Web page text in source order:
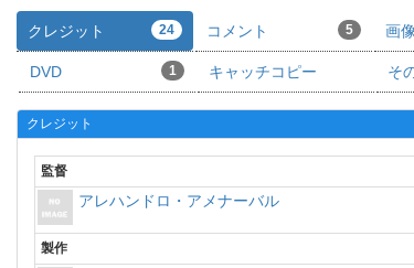
クレジット 24 コメント 5 画像
DVD 1 キャッチコピー そ
クレジット
監督
アレハンドロ・アメナーバル
製作